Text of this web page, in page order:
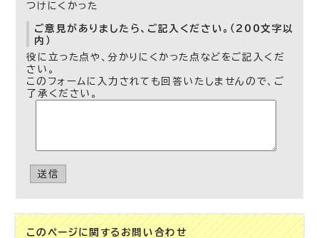
つけにくかった
ご意見がありましたら、ご記入ください。（200文字以
内）
役に立った点や、分かりにくかった点などをご記入くだ
さい。
このフォームに入力されても回答いたしませんので、ご
了承ください。
送信
このページに関する お問い合わせ